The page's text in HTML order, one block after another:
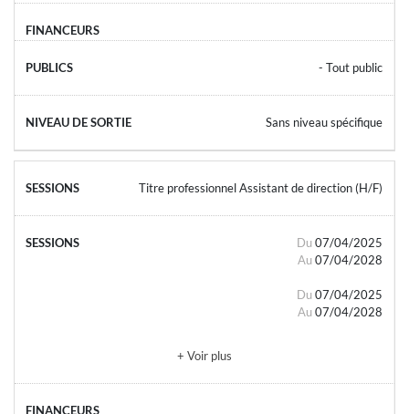
- Tout public
Sans niveau spécifique
Titre professionnel Assistant de direction (H/F)
Du 07/04/2025
Au 07/04/2028
Du 07/04/2025
Au 07/04/2028
+ Voir plus